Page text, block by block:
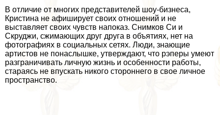
В отличие от многих представителей шоу-бизнеса,
Кристина не афиширует своих отношений и не
выставляет своих чувств напоказ. Снимков Си и
Скруджи, сжимающих друг друга в объятиях, нет на
фотографиях в социальных сетях. Люди, знающие
артистов не понаслышке, утверждают, что рэперы умеют
разграничивать личную жизнь и особенности работы,
стараясь не впускать никого стороннего в свое личное
прострaнcтво.